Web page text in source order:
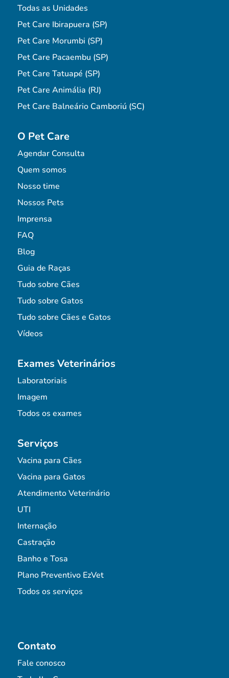
Todas as Unidades
Pet Care Ibirapuera (SP)
Pet Care Morumbi (SP)
Pet Care Pacaembu (SP)
Pet Care Tatuapé (SP)
Pet Care Animália (RJ)
Pet Care Balneário Camboriú (SC)
O Pet Care
Agendar Consulta
Quem somos
Nosso time
Nossos Pets
Imprensa
FAQ
Blog
Guia de Raças
Tudo sobre Cães
Tudo sobre Gatos
Tudo sobre Cães e Gatos
Vídeos
Exames Veterinários
Laboratoriais
Imagem
Todos os exames
Serviços
Vacina para Cães
Vacina para Gatos
Atendimento Veterinário
UTI
Internação
Castração
Banho e Tosa
Plano Preventivo EzVet
Todos os serviços
Contato
Fale conosco